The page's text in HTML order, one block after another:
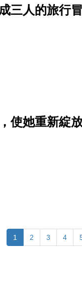
三人的旅行
使她重新綻
1 2 3 4